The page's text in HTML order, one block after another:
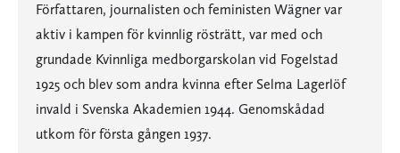
Författaren, journalisten och feministen Wägner var
aktiv i kampen för kvinnlig rösträtt, var med och
grundade Kvinnliga medborgarskolan vid Fogelstad
1925 och blev som andra kvinna efter Selma Lagerlöf
invald i Svenska Akademien 1944. Genomskådad
utkom för första gången 1937.